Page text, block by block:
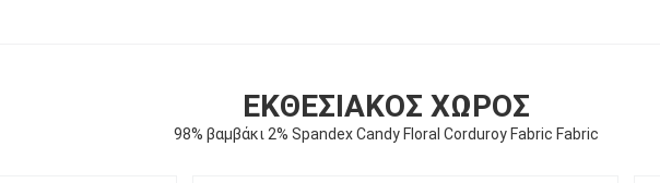
ΕΚΘΕΣΙΑΚΌΣ ΧΏΡΟΣ
98% βαμβάκι 2% Spandex Candy Floral Corduroy Fabric Fabric